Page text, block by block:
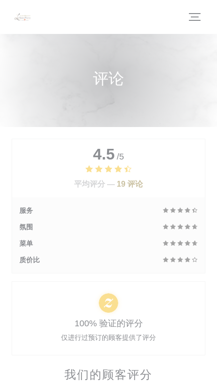
评论
我们的顾客评分
4.5 /5
平均评分 — 19 评论
服务
氛围
菜单
质价比
100% 验证的评分
仅进行过预订的顾客提供了评分